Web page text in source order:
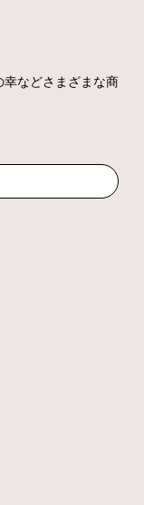
などさまざまな商